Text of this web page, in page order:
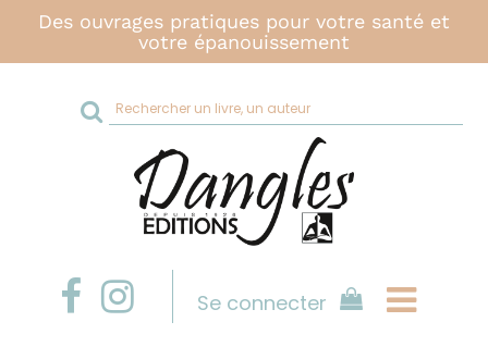
Des ouvrages pratiques pour votre santé et
votre épanouissement
Rechercher
sur
site
Se connecter